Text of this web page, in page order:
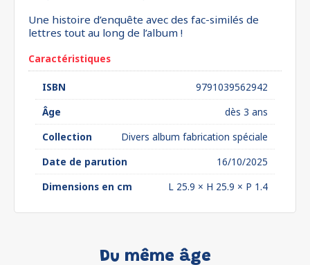
Une histoire d’enquête avec des fac-similés de
lettres tout au long de l’album !
Caractéristiques
ISBN
9791039562942
Âge
dès 3 ans
Collection
Divers album fabrication spéciale
Date de parution
16/10/2025
Dimensions en cm
L 25.9 × H 25.9 × P 1.4
Du même âge